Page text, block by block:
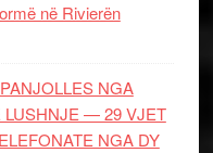
në Rivierën
NGA
LUSHNJE — 29 VJET
NGA DY